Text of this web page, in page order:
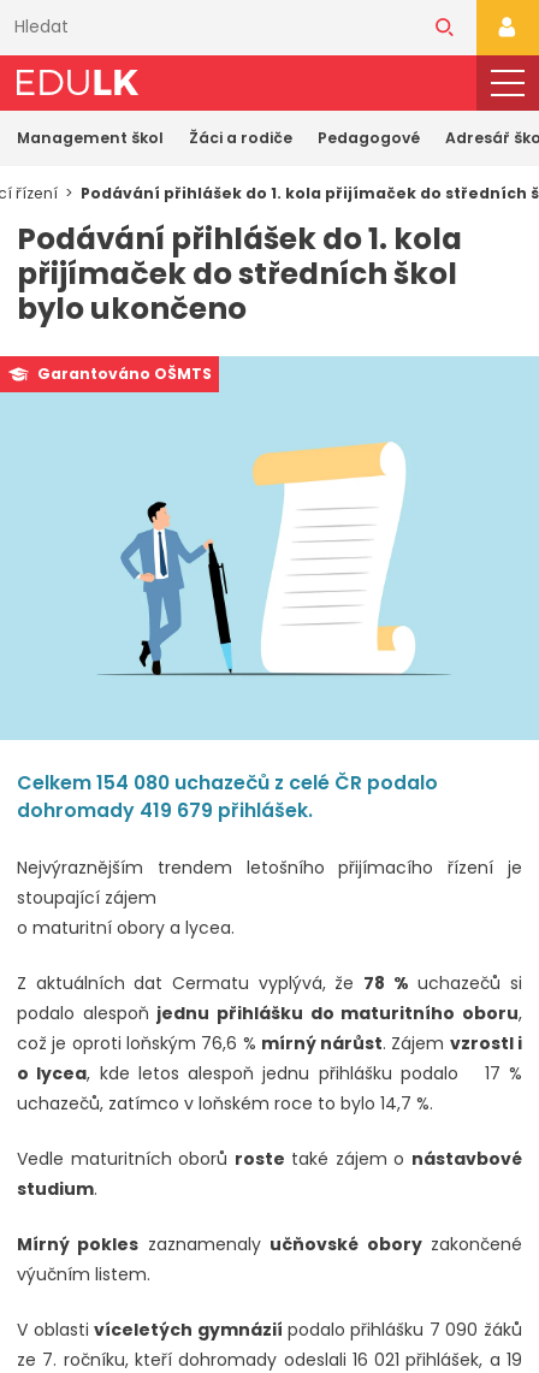
obsahu
Management škol Žáci a rodiče Pedagogové Adresář
řízení Podávání přihlášek do 1. kola přijímaček do středních
Podávání přihlášek do 1. kola
přijímaček do středních škol
bylo ukončeno
Garantováno OŠMTS
Celkem 154 080 uchazečů z celé ČR podalo
dohromady 419 679 přihlášek.
Nejvýraznějším trendem letošního přijímacího řízení je
stoupající zájem
o maturitní obory a lycea.
Z aktuálních dat Cermatu vyplývá, že 78 % uchazečů si
podalo alespoň jednu přihlášku do maturitního oboru,
což je oproti loňským 76,6 % mírný nárůst. Zájem vzrostl i
o lycea, kde letos alespoň jednu přihlášku podalo 17 %
uchazečů, zatímco v loňském roce to bylo 14,7 %.
Vedle maturitních oborů roste také zájem o nástavbové
studium.
Mírný pokles zaznamenaly učňovské oboryzakončené
výučním listem.
V oblastivíceletých gymnázií podalo přihlášku 7 090 žáků
ze 7. ročníku, kteří dohromady odeslali 16 021 přihlášek, a 19